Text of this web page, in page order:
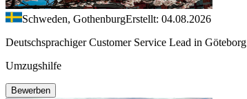
Schweden, GothenburgErstellt: 04.08.2026
Deutschsprachiger Customer Service Lead in Göteborg
Umzugshilfe
Bewerben